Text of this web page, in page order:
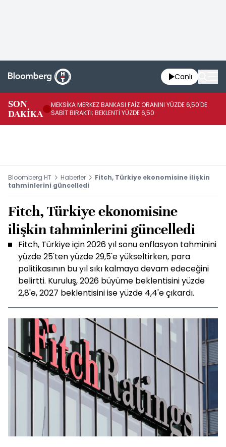
Canlı
SON
DAKİKA
MEKSİKA MERKEZ BANKASI FAİZ ORANINI YÜZDE 6,50'DE
SABİT BIRAKTI; BEKLENTİ YÜZDE 6,50
Bloomberg HT Haberler
Fitch, Türkiye ekonomisine ilişkin
tahminlerini güncelledi
Fitch, Türkiye ekonomisine
ilişkin tahminlerini güncelledi
Fitch, Türkiye için 2026 yıl sonu enflasyon tahminini
yüzde 25'ten yüzde 29,5'e yükseltirken, para
politikasının bu yıl sıkı kalmaya devam edeceğini
belirtti. Kuruluş, 2026 büyüme beklentisini yüzde
2,8'e, 2027 beklentisini ise yüzde 4,4'e çıkardı.